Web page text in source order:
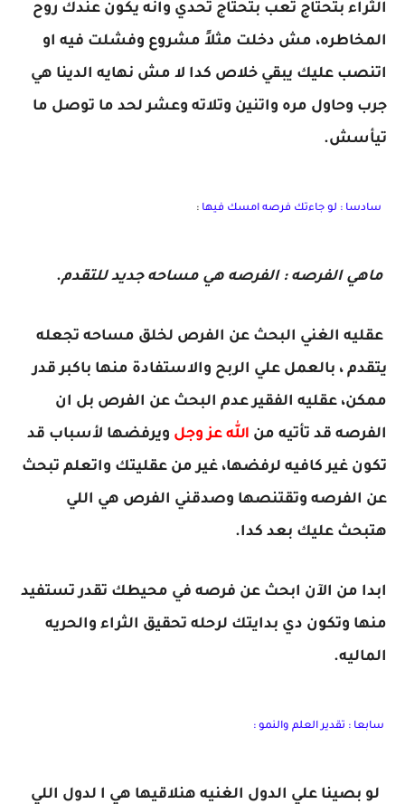
الثراء بتحتاج تعب بتحتاج تحدي وانه يكون عندك روح
المخاطره، مش دخلت مثلاً مشروع وفشلت فيه او
اتنصب عليك يبقي خلاص كدا لا مش نهايه الدينا هي
جرب وحاول مره واتنين وتلاته وعشر لحد ما توصل ما
تيأسش.
سادسا : لو جاءتك فرصه امسك فيها :
ماهي الفرصه : الفرصه هي مساحه جديد للتقدم.
عقليه الغني البحث عن الفرص لخلق مساحه تجعله
يتقدم ، بالعمل علي الربح والاستفادة منها باكبر قدر
ممكن، عقليه الفقير عدم البحث عن الفرص بل ان
الفرصه قد تأتيه من الله عز وجل ويرفضها لأسباب قد
تكون غير كافيه لرفضها، غير من عقليتك واتعلم تبحث
عن الفرصه وتقتنصها وصدقني الفرص هي اللي
هتبحث عليك بعد كدا.
ابدا من الآن ابحث عن فرصه في محيطك تقدر تستفيد
منها وتكون دي بدايتك لرحله تحقيق الثراء والحريه
الماليه.
سابعا : تقدير العلم والنمو :
لو بصينا علي الدول الغنيه هنلاقيها هي ا لدول اللي